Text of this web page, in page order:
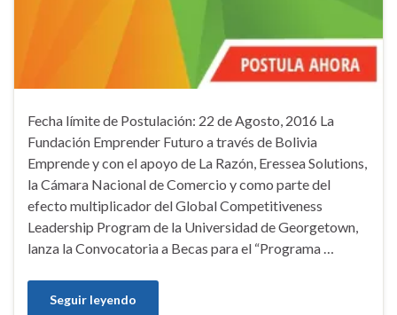
Fecha límite de Postulación: 22 de Agosto, 2016 La
Fundación Emprender Futuro a través de Bolivia
Emprende y con el apoyo de La Razón, Eressea Solutions,
la Cámara Nacional de Comercio y como parte del
efecto multiplicador del Global Competitiveness
Leadership Program de la Universidad de Georgetown,
lanza la Convocatoria a Becas para el “Programa …
Seguir leyendo